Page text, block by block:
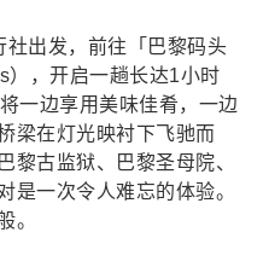
出发，前往「巴黎码头
，开启一趟长达1小时
一边享用美味佳肴，一边
梁在灯光映衬下飞驰而
黎古监狱、巴黎圣母院、
是一次令人难忘的体验。
。